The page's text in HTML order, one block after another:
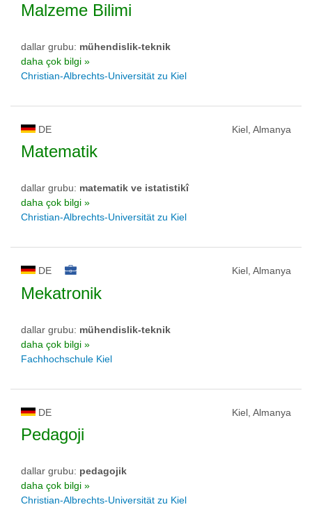
Malzeme Bilimi
dallar grubu: mühendislik-teknik
daha çok bilgi »
Christian-Albrechts-Universität zu Kiel
DE Kiel, Almanya
Matematik
dallar grubu: matematik ve istatistikî
daha çok bilgi »
Christian-Albrechts-Universität zu Kiel
DE Kiel, Almanya
Mekatronik
dallar grubu: mühendislik-teknik
daha çok bilgi »
Fachhochschule Kiel
DE Kiel, Almanya
Pedagoji
dallar grubu: pedagojik
daha çok bilgi »
Christian-Albrechts-Universität zu Kiel